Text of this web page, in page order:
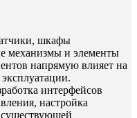
шкафы
механизмы и элементы
напрямую влияет на
интерфейсов
настройка